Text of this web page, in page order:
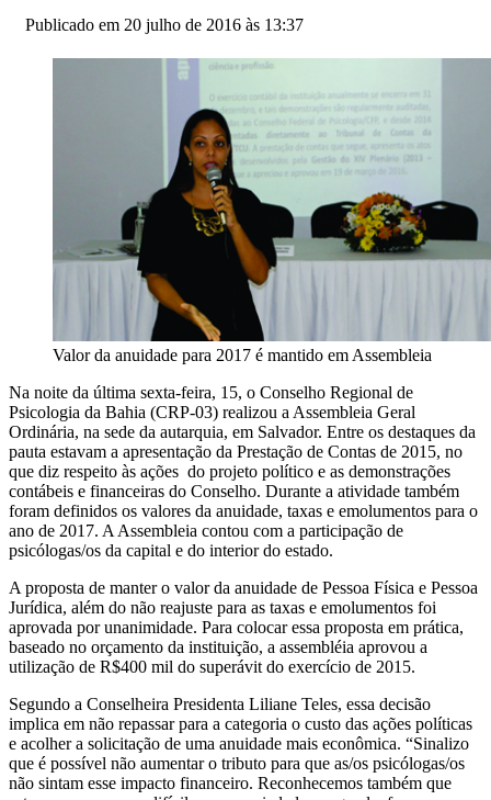
Publicado em 20 julho de 2016 às 13:37
Valor da anuidade para 2017 é mantido em Assembleia
Na noite da última sexta-feira, 15, o Conselho Regional de
Psicologia da Bahia (CRP-03) realizou a Assembleia Geral
Ordinária, na sede da autarquia, em Salvador. Entre os destaques da
pauta estavam a apresentação da Prestação de Contas de 2015, no
que diz respeito às ações do projeto político e as demonstrações
contábeis e financeiras do Conselho. Durante a atividade também
foram definidos os valores da anuidade, taxas e emolumentos para o
ano de 2017. A Assembleia contou com a participação de
psicólogas/os da capital e do interior do estado.
A proposta de manter o valor da anuidade de Pessoa Física e Pessoa
Jurídica, além do não reajuste para as taxas e emolumentos foi
aprovada por unanimidade. Para colocar essa proposta em prática,
baseado no orçamento da instituição, a assembléia aprovou a
utilização de R$400 mil do superávit do exercício de 2015.
Segundo a Conselheira Presidenta Liliane Teles, essa decisão
implica em não repassar para a categoria o custo das ações políticas
e acolher a solicitação de uma anuidade mais econômica. “Sinalizo
que é possível não aumentar o tributo para que as/os psicólogas/os
não sintam esse impacto financeiro. Reconhecemos também que